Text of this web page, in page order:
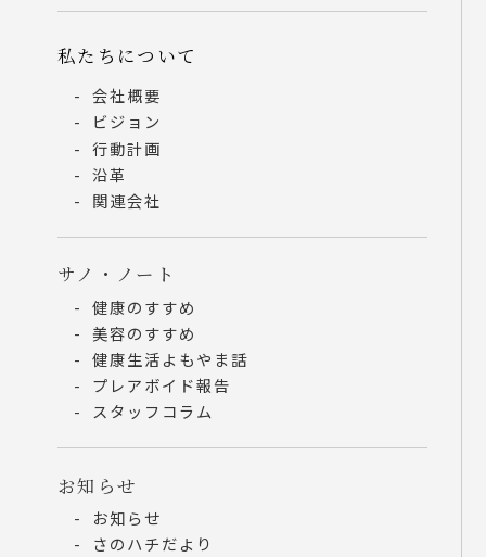
私たちについて
会社概要
ビジョン
行動計画
沿革
関連会社
サノ・ノート
健康のすすめ
美容のすすめ
健康生活よもやま話
プレアボイド報告
スタッフコラム
お知らせ
お知らせ
さのハチだより